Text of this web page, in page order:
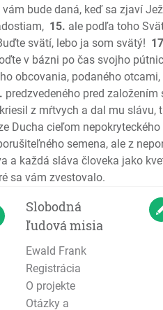
bude daná, keď sa zjaví
15. ale podľa toho
svätí, lebo ja som svätý!
v bázni po čas svojho
obcovania, podaného otcami,
predzvedeného pred
z mŕtvych a dal mu slávu,
Ducha cieľom
semena, ale z
a každá sláva človeka jako
sa vám zvestovalo.
Slobodná
ľudová misia
Ewald Frank
Registrácia
O projekte
Otázky a